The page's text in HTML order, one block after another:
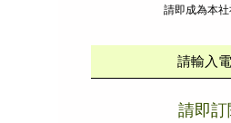
請即成為本
請即訂